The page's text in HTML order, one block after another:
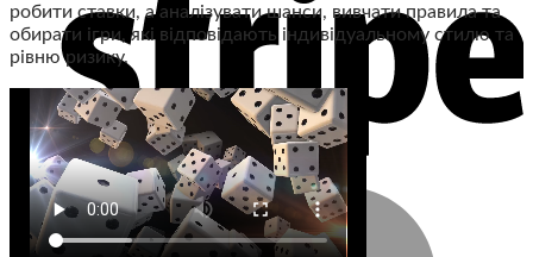
робити ставки, а аналізувати шанси, вивчати правила та
обирати ігри, які відповідають індивідуальному стилю та
рівню ризику.